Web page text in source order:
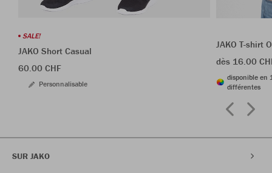
SALE!
JAKO Short Casual
60.00 CHF
Personnalisable
JAKO T-shirt
dès 16.00
disponible en
différentes
SUR JAKO